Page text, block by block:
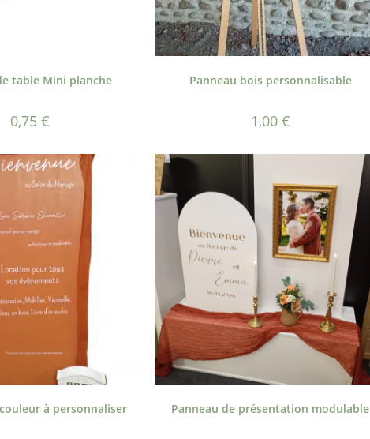
table Mini planche
0,75 €
Panneau bois personnalisable
1,00 €
à personnaliser Panneau de présentation modulable